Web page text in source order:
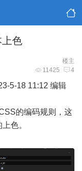
色
楼主
11425 4
5-18 11:12 编辑
的编码规则，这
色。